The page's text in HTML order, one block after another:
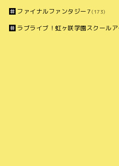
ファイナルファンタジー7 (173)
ラブライブ！虹ヶ咲学園スクール